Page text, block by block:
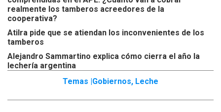
realmente los tamberos acreedores de la
cooperativa?
Atilra pide que se atiendan los inconvenientes de los
tamberos
Alejandro Sammartino explica cómo cierra el año la
lechería argentina
Temas | Gobiernos, Leche